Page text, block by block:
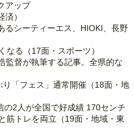
アップ
）
シーティーエス、HIOKI、長野
なる（17面・スポーツ）
監督が執筆する記事。全県的な
「フェス」通常開催（18面・地
2人が全国で好成績 170センチ
筋トレを両立（19面・地域・東